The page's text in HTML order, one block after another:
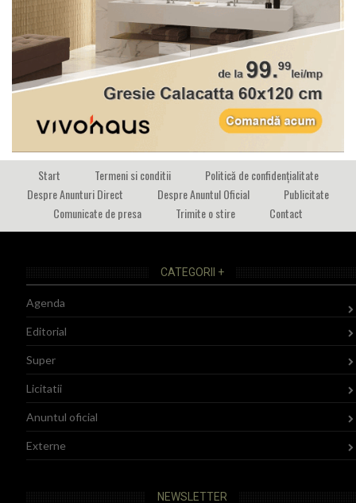
Start Termeni si conditii
Politică de confidențialitate
Despre Anunturi Direct
Despre Anuntul Oficial
Publicitate
Comunicate de presa
Trimite o stire Contact
CATEGORII +
Agenda
Editorial
Super
Licitatii
Anuntul oficial
Externe
NEWSLETTER